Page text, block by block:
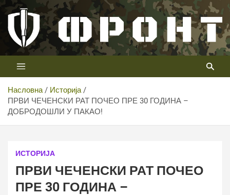
Скип
цонтент
Телевизија ФРОНТ
Први војни канал у Србији
Насловна
Историја
ПРВИ ЧЕЧЕНСКИ РАТ ПОЧЕО ПРЕ 30 ГОДИНА –
ДОБРОДОШЛИ У ПАКАО!
ИСТОРИЈА
ПРВИ ЧЕЧЕНСКИ РАТ ПОЧЕО
ПРЕ 30 ГОДИНА –